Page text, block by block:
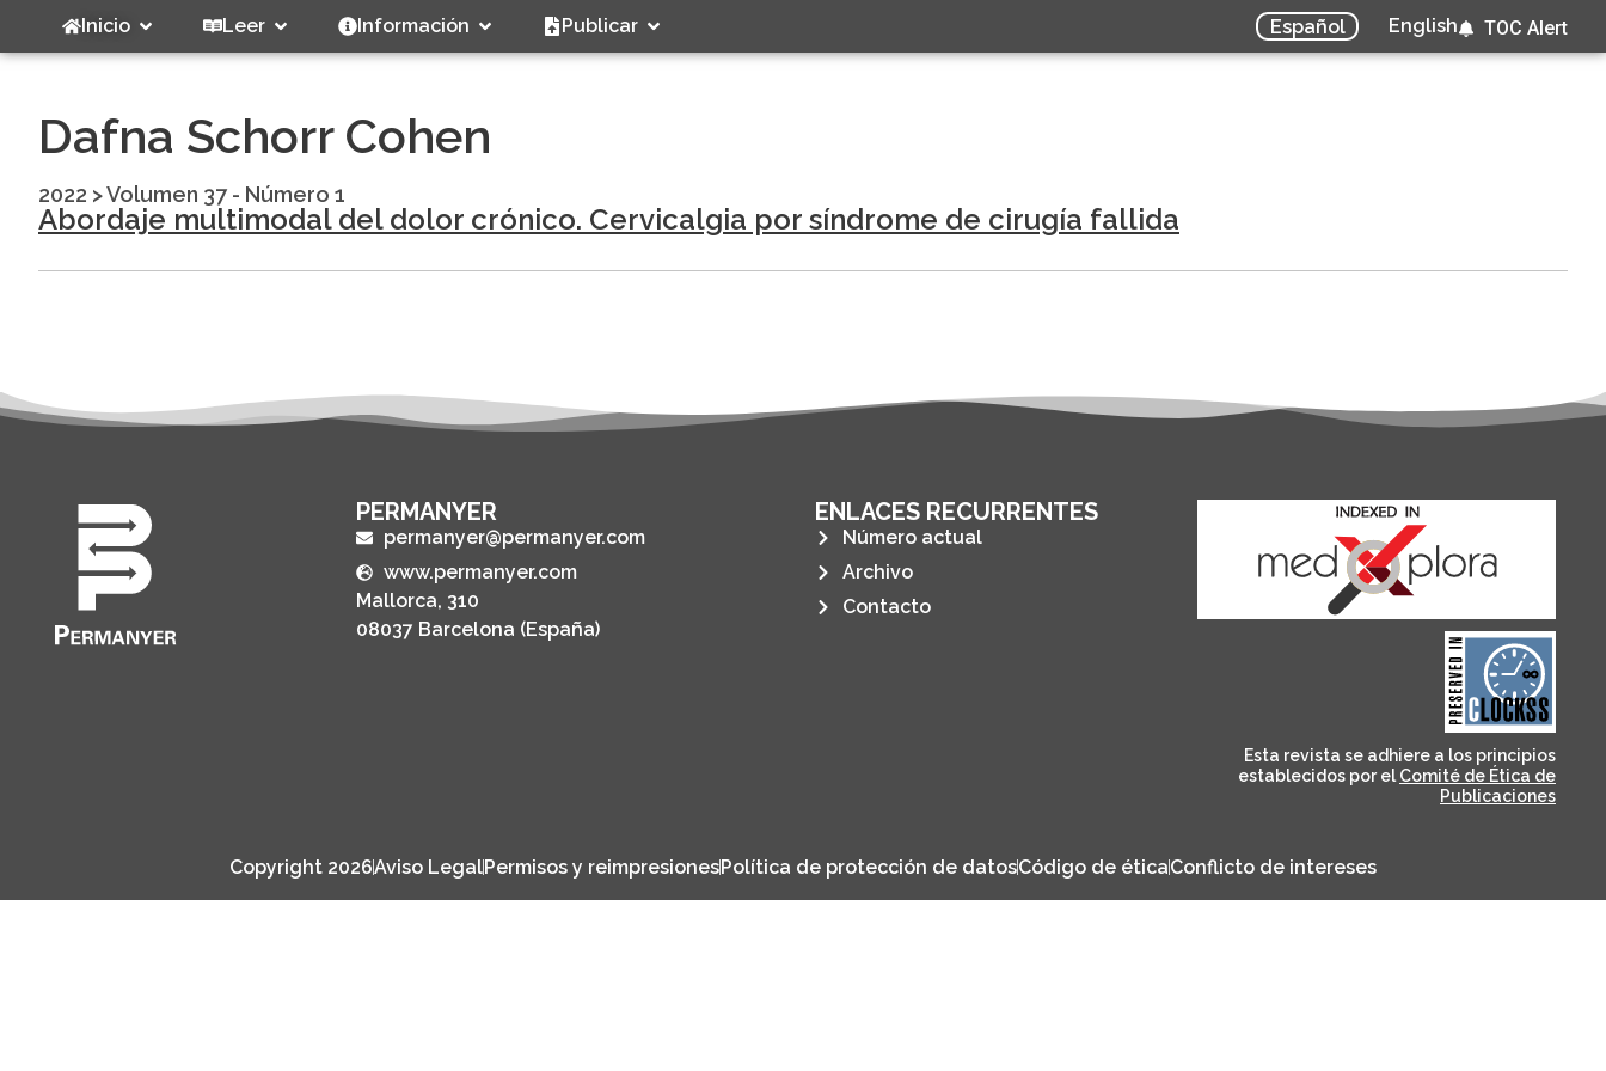
Inicio Leer Información Publicar Español English TOC Alert
Dafna Schorr Cohen
2022 >Volumen 37 - Número 1
Abordaje multimodal del dolor crónico. Cervicalgia por síndrome de cirugía fallida
PERMANYER
permanyer@permanyer.com
www.permanyer.com
Mallorca, 310
08037 Barcelona (España)
ENLACES RECURRENTES
Número actual
Archivo
Contacto
CLOCKSS is a dak archive
that ensures the long-
term survival of web-
based scholary
publications, governed by
and for its stakeholders.
Esta revista se adhiere a los principios
establecidos por el Comité de Ética de
Publicaciones
Copyright 2026Aviso LegalPermisos y reimpresionesPolítica de protección de datosCódigo de éticaConflicto de intereses